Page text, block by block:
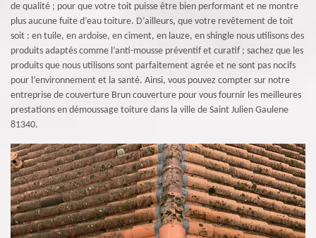
de qualité ; pour que votre toit puisse être bien performant et ne montre
plus aucune fuite d’eau toiture. D’ailleurs, que votre revêtement de toit
soit : en tuile, en ardoise, en ciment, en lauze, en shingle nous utilisons des
produits adaptés comme l’anti-mousse préventif et curatif ; sachez que les
produits que nous utilisons sont parfaitement agrée et ne sont pas nocifs
pour l’environnement et la santé. Ainsi, vous pouvez compter sur notre
entreprise de couverture Brun couverture pour vous fournir les meilleures
prestations en démoussage toiture dans la ville de Saint Julien Gaulene
81340.